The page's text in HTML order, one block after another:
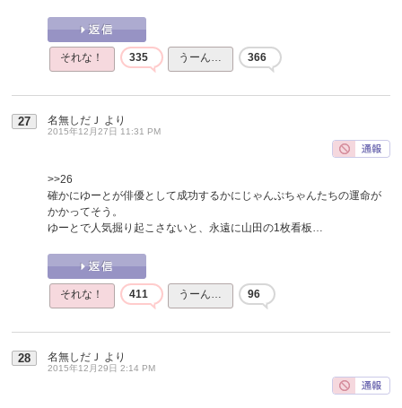
それな！ 335 うーん… 366
27 名無しだＪ より
2015年12月27日 11:31 PM
>>26
確かにゆーとが俳優として成功するかにじゃんぷちゃんたちの運命が
かかってそう。
ゆーとで人気掘り起こさないと、永遠に山田の1枚看板…
それな！ 411 うーん… 96
28 名無しだＪ より
2015年12月29日 2:14 PM